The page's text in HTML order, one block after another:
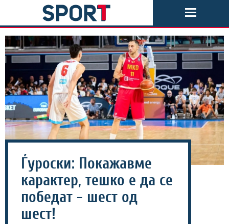
Ѓуроски: Покажавме
карактер, тешко е да се
победат - шест од
шест!